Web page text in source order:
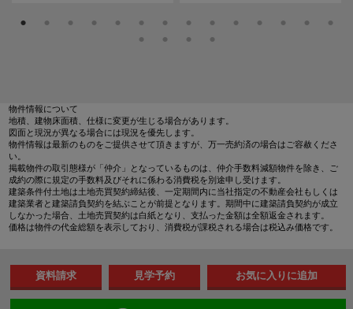
物件情報について
地積、建物床面積、仕様に変更が生じる場合があります。
図面と現況が異なる場合には現況を優先します。
物件情報は最新のものをご提供させて頂きますが、万一売約済の場合はご容赦くださ
い。
掲載物件の取引態様が「仲介」となっているものは、仲介手数料減額物件を除き、ご
成約の際に規定の手数料及びそれに係わる消費税を別途申し受けます。
建築条件付土地は土地売買契約締結後、一定期間内に当社指定の不動産会社もしくは
建築業者と建築請負契約を結ぶことが前提となります。期間中に建築請負契約が成立
しなかった場合、土地売買契約は白紙となり、支払った金額は全額返金されます。
価格は物件の代金総額を表示しており、消費税が課税される場合は税込み価格です。
資料請求 見学予約